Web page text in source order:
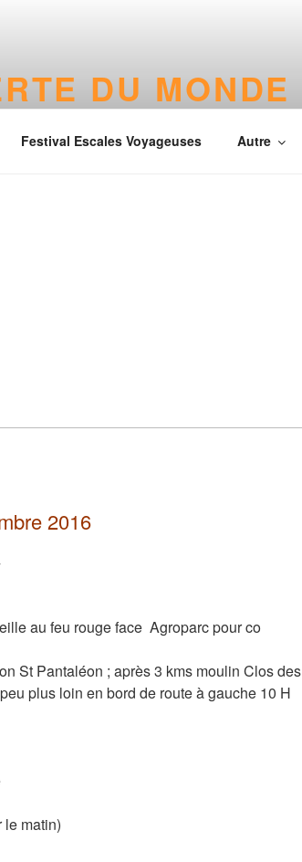
DU MONDE
Festival Escales Voyageuses Autre
2016
au feu rouge face Agroparc pour co
St Pantaléon ; après 3 kms moulin Clos des
plus loin en bord de route à gauche 10 H
le matin)